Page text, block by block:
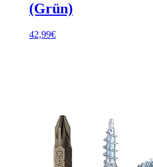
(Grün)
42,99€